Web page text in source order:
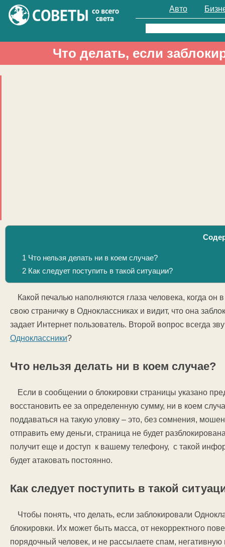
Авто
Найти:
Что делать, если
1 Что нельзя делать ни в коем случае?
2Как следует поступить в такой ситуации?
Какой печалью наполняются глаза человека, когда
свою страничку в Одноклассниках и видит, что она
задает Интернет пользователь. Второй вопрос всегда
Одноклассники?
Что нельзя делать ни в коем случае?
Если в сообщении о блокировки страницы указано
восстановить ее за определенную сумму, ни в коем
поддаваться на такую уловку – это, без сомнения,
отправить ему деньги, страница не будет
получит еще и доступ к вашему телефону, с такой
будет атаковать постоянно.
Как следует поступить в такой
Чтобы понять, что делать, если заблокировали
блокировки. Их может быть масса, от некорректного
порядочный человек, и не рассылаете спам,